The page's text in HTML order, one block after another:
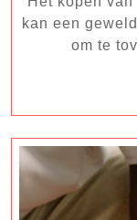
kan een
om te